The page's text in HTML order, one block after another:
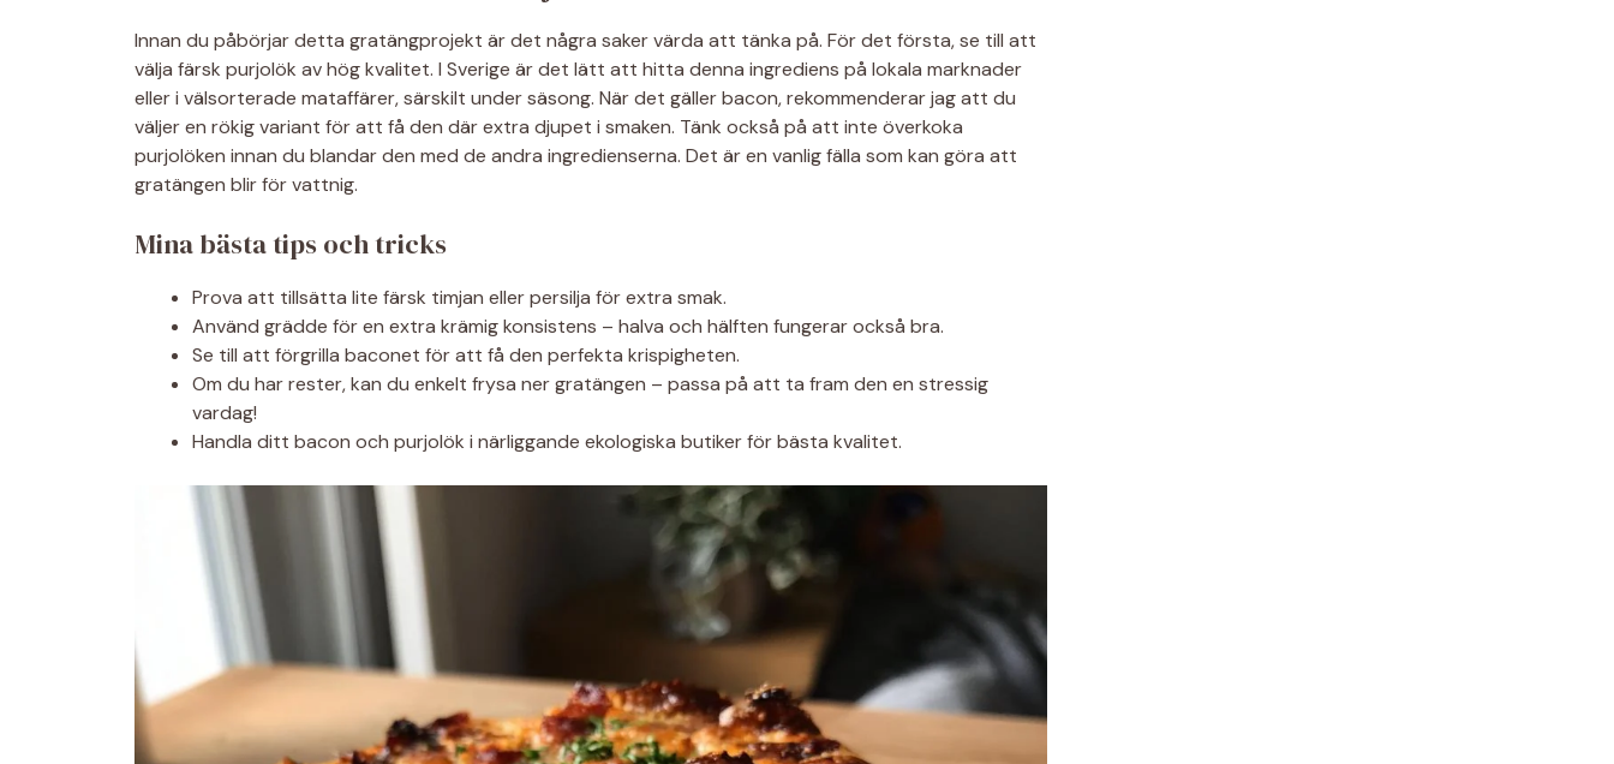
Innan du påbörjar detta gratängprojekt är det några saker värda att tänka på. För det första, se till att
välja färsk purjolök av hög kvalitet. I Sverige är det lätt att hitta denna ingrediens på lokala marknader
eller i välsorterade mataffärer, särskilt under säsong. När det gäller bacon, rekommenderar jag att du
väljer en rökig variant för att få den där extra djupet i smaken. Tänk också på att inte överkoka
purjolöken innan du blandar den med de andra ingredienserna. Det är en vanlig fälla som kan göra att
gratängen blir för vattnig.
Mina bästa tips och tricks
Prova att tillsätta lite färsk timjan eller persilja för extra smak.
Använd grädde för en extra krämig konsistens – halva och hälften fungerar också bra.
Se till att förgrilla baconet för att få den perfekta krispigheten.
Om du har rester, kan du enkelt frysa ner gratängen – passa på att ta fram den en stressig
vardag!
Handla ditt bacon och purjolök i närliggande ekologiska butiker för bästa kvalitet.